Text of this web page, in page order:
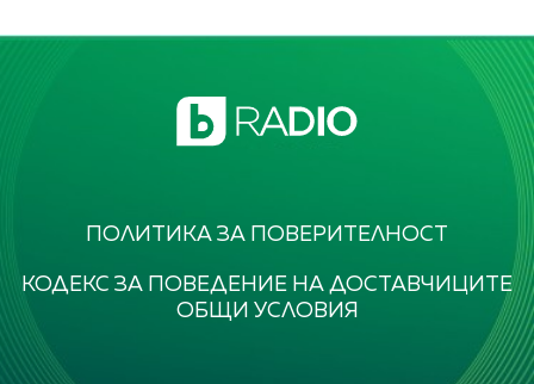
ПОЛИТИКА ЗА ПОВЕРИТЕЛНОСТ
КОДЕКС ЗА ПОВЕДЕНИЕ НА ДОСТАВЧИЦИТЕ
ОБЩИ УСЛОВИЯ